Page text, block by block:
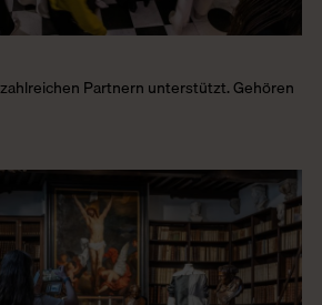
Partnern unterstützt. Gehören